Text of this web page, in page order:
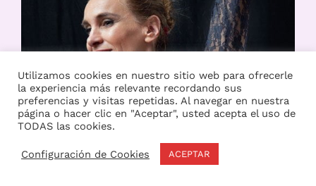
Utilizamos cookies en nuestro sitio web para ofrecerle
la experiencia más relevante recordando sus
preferencias y visitas repetidas. Al navegar en nuestra
página o hacer clic en "Aceptar", usted acepta el uso de
TODAS las cookies.
Configuración de Cookies ACEPTAR